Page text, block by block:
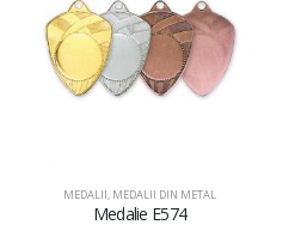
MEDALII, MEDALII DIN METAL
Medalie E574